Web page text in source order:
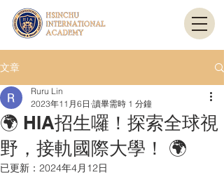
文章
🌍 HIA招生囉！探索全球視
野，接軌國際大學！ 🌍
Ruru Lin
2023年11月6日 讀畢需時 1 分鐘
已更新： 2024年4月12日